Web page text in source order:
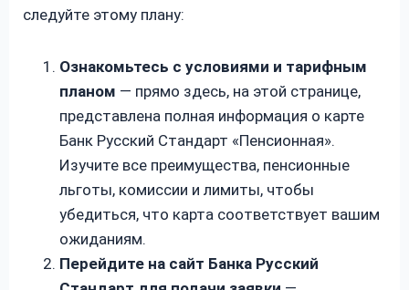
следуйте этому плану:
Ознакомьтесь с условиями и тарифным
планом — прямо здесь, на этой странице,
представлена полная информация о карте
Банк Русский Стандарт «Пенсионная».
Изучите все преимущества, пенсионные
льготы, комиссии и лимиты, чтобы
убедиться, что карта соответствует вашим
ожиданиям.
Перейдите на сайт Банка Русский